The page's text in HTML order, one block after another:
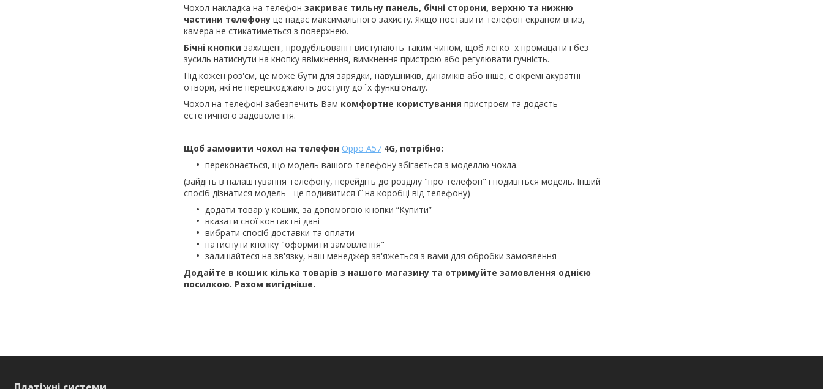
Чохол-накладка на телефон закриває тильну панель, бічні сторони, верхню та нижню
частини телефону це надає максимального захисту. Якщо поставити телефон екраном вниз,
камера не стикатиметься з поверхнею.
Бічні кнопки захищені, продубльовані і виступають таким чином, щоб легко їх промацати і без
зусиль натиснути на кнопку ввімкнення, вимкнення пристрою або регулювати гучність.
Під кожен роз'єм, це може бути для зарядки, навушників, динаміків або інше, є окремі акуратні
отвори, які не перешкоджають доступу до їх функціоналу.
Чохол на телефоні забезпечить Вам комфортне користування пристроєм та додасть
естетичного задоволення.
Щоб замовити чохол на телефон Oppo A57 4G, потрібно:
переконається, що модель вашого телефону збігається з моделлю чохла.
(зайдіть в налаштування телефону, перейдіть до розділу "про телефон" і подивіться модель. Інший
спосіб дізнатися модель - це подивитися її на коробці від телефону)
додати товар у кошик, за допомогою кнопки “Купити”
вказати свої контактні дані
вибрати спосіб доставки та оплати
натиснути кнопку "оформити замовлення"
залишайтеся на зв'язку, наш менеджер зв'яжеться з вами для обробки замовлення
Додайте в кошик кілька товарів з нашого магазину та отримуйте замовлення однією
посилкою. Разом вигідніше.